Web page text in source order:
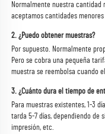
Normalmente nuestra cantidad
aceptamos cantidades
2. ¿Puedo obtener muestras?
Por supuesto. Normalmente
Pero se cobra una pequeña
muestra se reembolsa cuando
3. ¿Cuánto dura el tiempo de
Para muestras existentes, 1-3
tarda 5-7 días, dependiendo de
impresión, etc.